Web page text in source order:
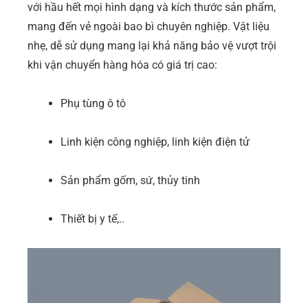
với hầu hết mọi hình dạng và kích thước sản phẩm,
mang đến vẻ ngoài bao bì chuyên nghiệp. Vật liệu
nhẹ, dễ sử dụng mang lại khả năng bảo vệ vượt trội
khi vận chuyển hàng hóa có giá trị cao:
Phụ tùng ô tô
Linh kiện công nghiệp, linh kiện điện tử
Sản phẩm gốm, sứ, thủy tinh
Thiết bị y tế,..